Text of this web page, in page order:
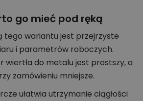
go mieć pod ręką
tego wariantu jest przejrzyste
i parametrów roboczych.
wiertła do metalu jest prostszy, a
zamówieniu mniejsze.
ułatwia utrzymanie ciągłości